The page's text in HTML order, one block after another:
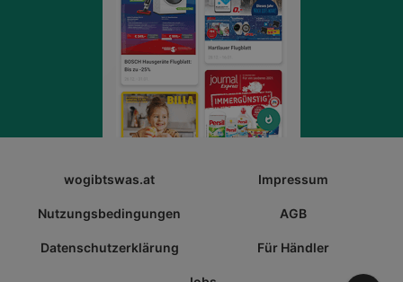
wogibtswas.at Impressum
Nutzungsbedingungen AGB
Datenschutzerklärung Für Händler